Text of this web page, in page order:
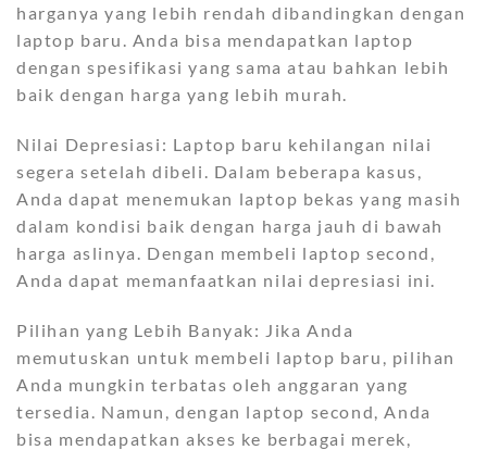
harganya yang lebih rendah dibandingkan dengan
laptop baru. Anda bisa mendapatkan laptop
dengan spesifikasi yang sama atau bahkan lebih
baik dengan harga yang lebih murah.
Nilai Depresiasi: Laptop baru kehilangan nilai
segera setelah dibeli. Dalam beberapa kasus,
Anda dapat menemukan laptop bekas yang masih
dalam kondisi baik dengan harga jauh di bawah
harga aslinya. Dengan membeli laptop second,
Anda dapat memanfaatkan nilai depresiasi ini.
Pilihan yang Lebih Banyak: Jika Anda
memutuskan untuk membeli laptop baru, pilihan
Anda mungkin terbatas oleh anggaran yang
tersedia. Namun, dengan laptop second, Anda
bisa mendapatkan akses ke berbagai merek,